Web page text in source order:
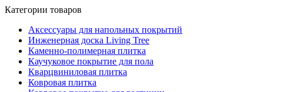
Категории товаров
Аксессуары для напольных покрытий
Инженерная доска Living Tree
Каменно-полимерная плитка
Каучуковое покрытие для пола
Кварцвиниловая плитка
Ковровая плитка